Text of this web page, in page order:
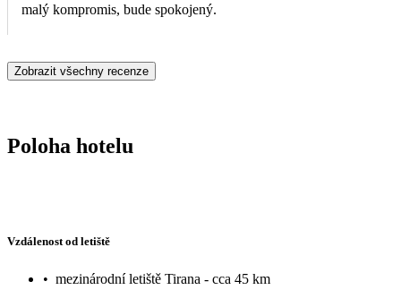
malý kompromis, bude spokojený.
Zobrazit všechny recenze
Poloha hotelu
Vzdálenost od letiště
• mezinárodní letiště Tirana - cca 45 km